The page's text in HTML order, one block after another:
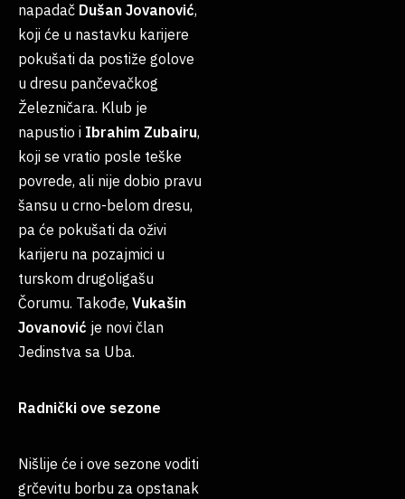
napadač Dušan Jovanović,
koji će u nastavku karijere
pokušati da postiže golove
u dresu pančevačkog
Železničara. Klub je
napustio i Ibrahim Zubairu,
koji se vratio posle teške
povrede, ali nije dobio pravu
šansu u crno-belom dresu,
pa će pokušati da oživi
karijeru na pozajmici u
turskom drugoligašu
Čorumu. Takođe, Vukašin
Jovanović je novi član
Jedinstva sa Uba.
Radnički ove sezone
Nišlije će i ove sezone voditi
grčevitu borbu za opstanak